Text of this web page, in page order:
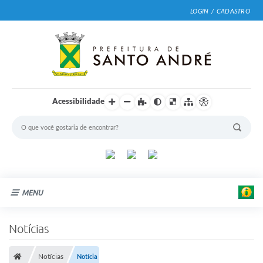
LOGIN / CADASTRO
Acessibilidade
MENU
Notícias
Notícias Notícia